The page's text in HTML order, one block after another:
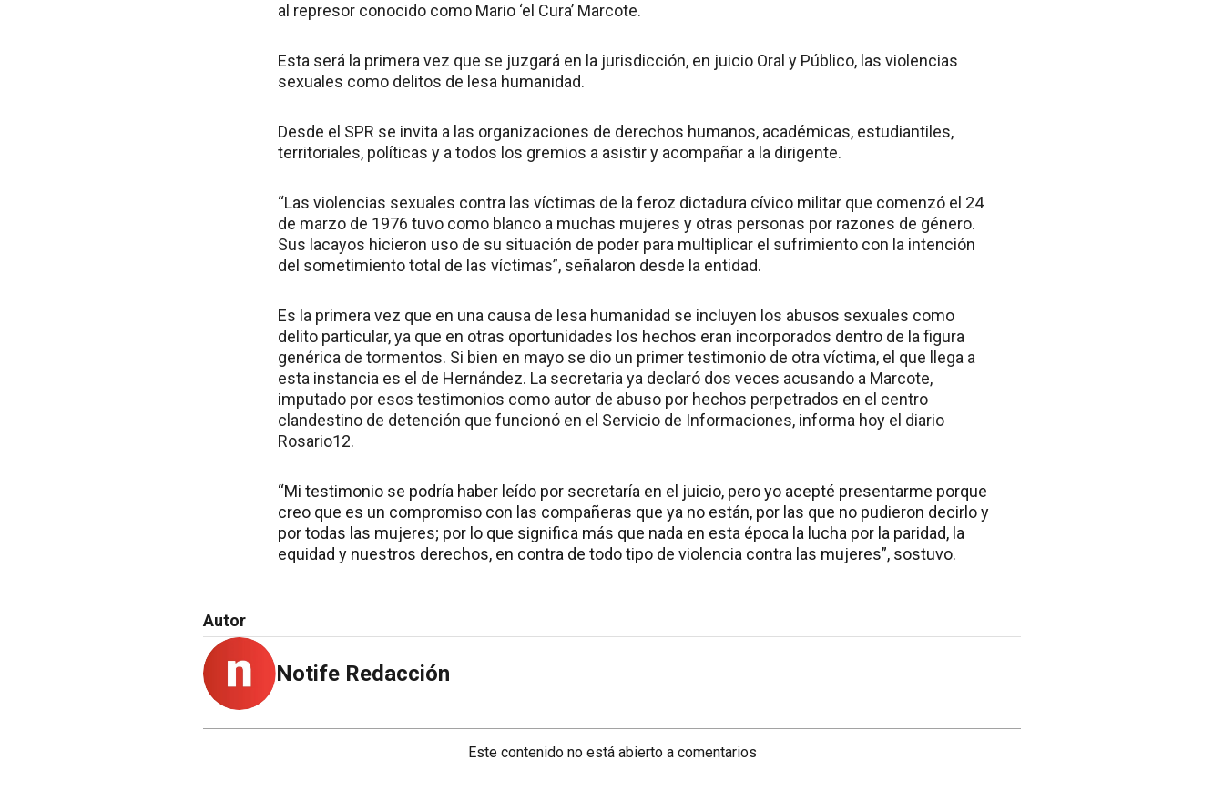
al represor conocido como Mario ‘el Cura’ Marcote.
Esta será la primera vez que se juzgará en la jurisdicción, en juicio Oral y Público, las violencias
sexuales como delitos de lesa humanidad.
Desde el SPR se invita a las organizaciones de derechos humanos, académicas, estudiantiles,
territoriales, políticas y a todos los gremios a asistir y acompañar a la dirigente.
“Las violencias sexuales contra las víctimas de la feroz dictadura cívico militar que comenzó el 24
de marzo de 1976 tuvo como blanco a muchas mujeres y otras personas por razones de género.
Sus lacayos hicieron uso de su situación de poder para multiplicar el sufrimiento con la intención
del sometimiento total de las víctimas”, señalaron desde la entidad.
Es la primera vez que en una causa de lesa humanidad se incluyen los abusos sexuales como
delito particular, ya que en otras oportunidades los hechos eran incorporados dentro de la figura
genérica de tormentos. Si bien en mayo se dio un primer testimonio de otra víctima, el que llega a
esta instancia es el de Hernández. La secretaria ya declaró dos veces acusando a Marcote,
imputado por esos testimonios como autor de abuso por hechos perpetrados en el centro
clandestino de detención que funcionó en el Servicio de Informaciones, informa hoy el diario
Rosario12.
“Mi testimonio se podría haber leído por secretaría en el juicio, pero yo acepté presentarme porque
creo que es un compromiso con las compañeras que ya no están, por las que no pudieron decirlo y
por todas las mujeres; por lo que significa más que nada en esta época la lucha por la paridad, la
equidad y nuestros derechos, en contra de todo tipo de violencia contra las mujeres”, sostuvo.
Autor
Notife Redacción
Este contenido no está abierto a comentarios